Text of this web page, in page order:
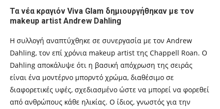
Τα νέα κραγιόν Viva Glam δημιουργήθηκαν με τον
makeup artist Andrew Dahling
Η συλλογή αναπτύχθηκε σε συνεργασία με τον Andrew
Dahling, τον επί χρόνια makeup artist της Chappell Roan. Ο
Dahling αποκάλυψε ότι η βασική απόχρωση της σειράς
είναι ένα μοντέρνο μπορντό χρώμα, διαθέσιμο σε
διαφορετικές υφές, σχεδιασμένο ώστε να μπορεί να φορεθεί
από ανθρώπους κάθε ηλικίας. Ο ίδιος, γνωστός για την